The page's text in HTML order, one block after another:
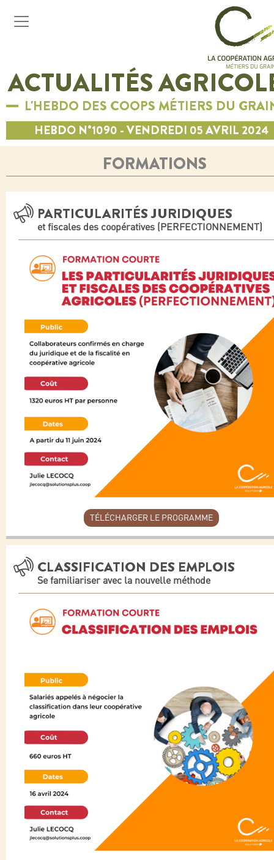
ACTUALITÉS
L'HEBDO DES COOPS MÉTIERS DU
HEBDO N°1090 - VENDREDI 05 AVRIL 2024
FORMATIONS
PARTICULARITÉS JURIDIQUES
et fiscales des coopératives (PERFECTIONNEMENT)
TÉLÉCHARGER LE PROGRAMME
CLASSIFICATION DES EMPLOIS
Se familiariser avec la nouvelle méthode